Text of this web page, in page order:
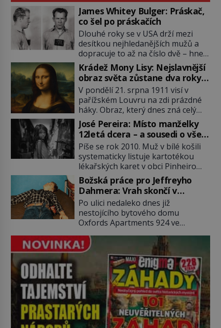
James Whitey Bulger: Práskač,
co šel po práskačích
Dlouhé roky se v USA drží mezi
desítkou nejhledanějších mužů a
dopracuje to až na číslo dvě – hned
po Usámovi bin Ládinovi (1957–
2011). To je James „Whitey“ Bulger
(1929–2018) viněný ze spoluúčasti
na 19 vraždách, vydírání a lichvy. A
samozřejmě, krom toho je ještě
drogový dealer, který neváhá
odstranit z cesty všechny práskače,
zatímco […]
Krádež Mony Lisy: Nejslavnější
obraz světa zůstane dva roky
nezvěstný
V pondělí 21. srpna 1911 visí v
pařížském Louvru na zdi prázdné
háky. Obraz, který dnes zná celý
svět, je pryč. Zpočátku si nikdo
nemyslí, že jde o krádež.
Zaměstnanci jsou přesvědčeni, že
Mona Lisa je jen v restaurátorské
dílně nebo u fotografa. Když se
ukáže pravda, propukne jeden z
největších honů na zloděje v […]
José Pereira: Místo manželky
12letá dcera – a sousedi o všem
vědí!
Píše se rok 2010. Muž v bílé košili
systematicky listuje kartotékou
lékařských karet v obci Pinheiro
ležící asi 20 kilometrů od farmy s
podivínským majitelem. Něco tu
nesedí. Ledaže… Ledaže by ta
mladá dívka z farmy byla ne
manželkou, ale dcerou – a všechny
ty děti byly zplozené v incestu. Na
sociálním odboru jednoho z […]
Božská práce pro Jeffreyho
Dahmera: Vrah skončí v
tratolišti krve ve vězeňských
umývárnách
Po ulici nedaleko dnes již
nestojícího bytového domu
Oxfords Apartments 924 ve
potácí zcela zmatený 14letý
Konerak Sinthasomphone. Když ho
zastaví policejní hlídka, ochable jí
nadiktuje adresu „jeho kamaráda“.
Strážníci ho dopraví zpět do
udaného bytu. Oním „kamarádem“
je ovšem jeden z nejslavnějších
vrahů, Jeffrey Dahmer (1960–1994).
Je 27. května 1991. […]